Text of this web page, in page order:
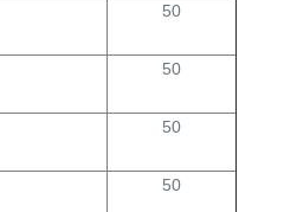
50
50
50
50